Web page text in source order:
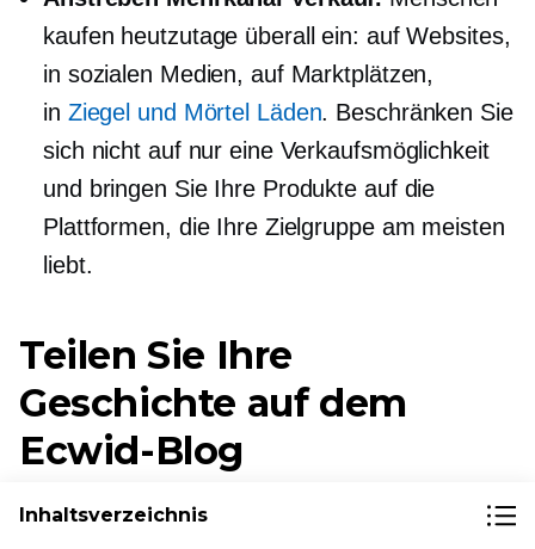
kaufen heutzutage überall ein: auf Websites,
in sozialen Medien, auf Marktplätzen,
in Ziegel und Mörtel Läden. Beschränken Sie
sich nicht auf nur eine Verkaufsmöglichkeit
und bringen Sie Ihre Produkte auf die
Plattformen, die Ihre Zielgruppe am meisten
liebt.
Teilen Sie Ihre
Geschichte auf dem
Ecwid-Blog
In der Rubrik „Erfolgsgeschichten“ unseres
Inhaltsverzeichnis